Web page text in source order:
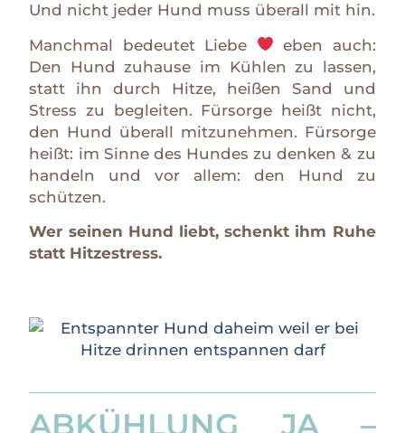
Und nicht jeder Hund muss überall mit hin.
Manchmal bedeutet Liebe
eben auch:
Den Hund zuhause im Kühlen zu lassen,
statt ihn durch Hitze, heißen Sand und
Stress zu begleiten. Fürsorge heißt nicht,
den Hund überall mitzunehmen. Fürsorge
heißt: im Sinne des Hundes zu denken & zu
handeln und vor allem: den Hund zu
schützen.
Wer seinen Hund liebt, schenkt ihm Ruhe
statt Hitzestress.
ABKÜHLUNG JA –